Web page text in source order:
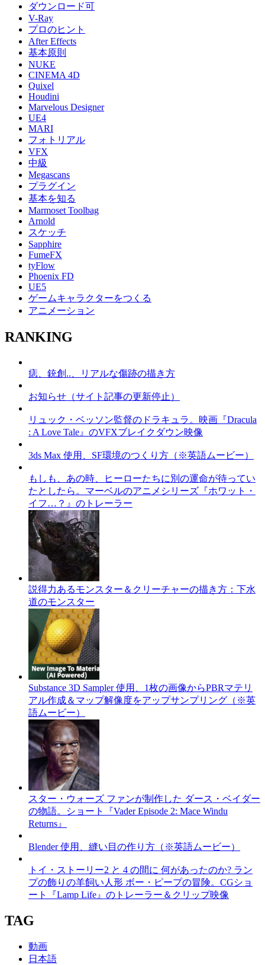
ダウンロード可
V-Ray
プロのヒント
After Effects
基本原則
NUKE
CINEMA 4D
Quixel
Houdini
Marvelous Designer
UE4
MARI
フォトリアル
VFX
中級
Megascans
プラグイン
基本を知る
Marmoset Toolbag
Arnold
スケッチ
Sapphire
FumeFX
tyFlow
Phoenix FD
UE5
ゲームキャラクターをつくる
アニメーション
RANKING
痣、銃創..、リアルな傷跡の描き方
お知らせ（サイト記事の更新停止）
リュック・ベッソン監督のドラキュラ。映画『Dracula
: A Love Tale』のVFXブレイクダウン映像
3ds Max 使用、SF環境のつくり方（※英語ムービー）
もしも、あの時、ヒーローたちに別の運命が待ってい
たとしたら。マーベルのアニメシリーズ『ホワット・
イフ…？』のトレーラー
説得力あるモンスター＆クリーチャーの描き方：下水
道のモンスター
Substance 3D Sampler 使用、1枚の画像からPBRマテリ
アル作成＆マップ解像度をアップサンプリング（※英
語ムービー）
スター・ウォーズ ファンが制作した ダース・ベイダー
の物語。ショート『Vader Episode 2: Mace Windu
Returns』
Blender 使用、縫い目の作り方（※英語ムービー）
トイ・ストーリー2 と 4 の間に 何があったのか? ラン
プの飾りの羊飼い人形 ボー・ピープの冒険。CGショ
ート『Lamp Life』のトレーラー＆クリップ映像
TAG
動画
日本語